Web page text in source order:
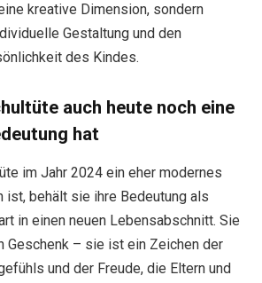
kreative Dimension, sondern
Gestaltung und den
des Kindes.
auch heute noch eine
hat
im Jahr 2024 ein eher modernes
ist, behält sie ihre Bedeutung als
in einen neuen Lebensabschnitt. Sie
Geschenk – sie ist ein Zeichen der
und der Freude, die Eltern und